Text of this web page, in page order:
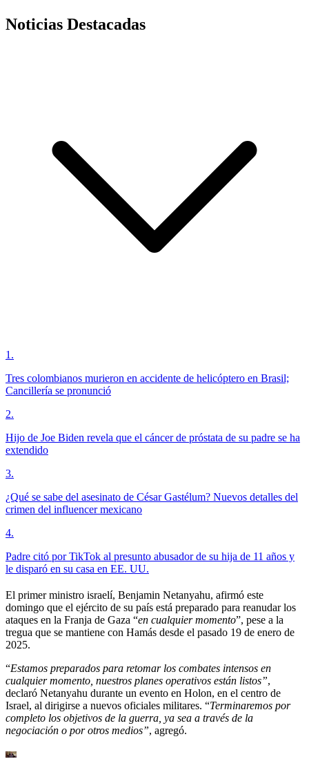
Noticias Destacadas
1 .
Tres colombianos murieron en accidente de helicóptero en Brasil;
Cancillería se pronunció
2.
Hijo de Joe Biden revela que el cáncer de próstata de su padre se ha
extendido
3.
¿Qué se sabe del asesinato de César Gastélum? Nuevos detalles del
crimen del influencer mexicano
4.
Padre citó por TikTok al presunto abusador de su hija de 11 años y
le disparó en su casa en EE. UU.
El primer ministro israelí, Benjamin Netanyahu, afirmó este
domingo que el ejército de su país está preparado para reanudar los
ataques en la Franja de Gaza “en cualquier momento”, pese a la
tregua que se mantiene con Hamás desde el pasado 19 de enero de
2025.
“Estamos preparados para retomar los combates intensos en
cualquier momento, nuestros planes operativos están listos”,
declaró Netanyahu durante un evento en Holon, en el centro de
Israel, al dirigirse a nuevos oficiales militares. “Terminaremos por
completo los objetivos de la guerra, ya sea a través de la
negociación o por otros medios”, agregó.